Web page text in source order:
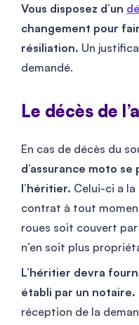
Vous disposez d’un
changement pour
résiliation. Un
demandé.
Le décès de
En cas de décès du
d’assurance moto
l’héritier. Celui-ci a
contrat à tout
roues soit couvert par
n’en soit plus
L’héritier devra
établi par un notaire.
réception de la